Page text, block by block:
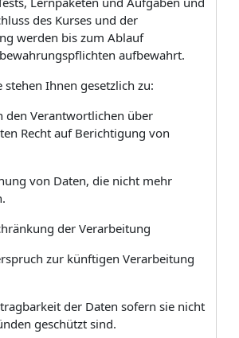
des Kurses und der
werden bis zum Ablauf
aufbewahrt.
stehen Ihnen gesetzlich zu:
den Verantwortlichen über
Recht auf Berichtigung von
von Daten, die nicht mehr
der Verarbeitung
zur künftigen Verarbeitung
der Daten sofern sie nicht
geschützt sind.